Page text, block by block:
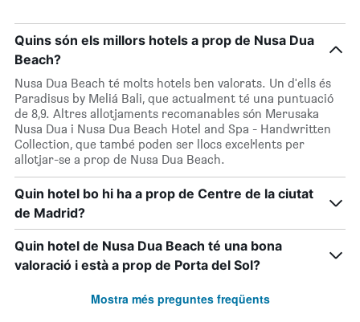
Quins són els millors hotels a prop de Nusa Dua
Beach?
Nusa Dua Beach té molts hotels ben valorats. Un d'ells és
Paradisus by Meliá Bali, que actualment té una puntuació
de 8,9. Altres allotjaments recomanables són Merusaka
Nusa Dua i Nusa Dua Beach Hotel and Spa - Handwritten
Collection, que també poden ser llocs excel·lents per
allotjar-se a prop de Nusa Dua Beach.
Quin hotel bo hi ha a prop de Centre de la ciutat
de Madrid?
Quin hotel de Nusa Dua Beach té una bona
valoració i està a prop de Porta del Sol?
Mostra més preguntes freqüents